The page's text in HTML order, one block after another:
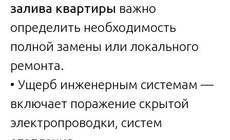
залива квартиры важно
определить необходимость
полной замены или локального
ремонта.
• Ущерб инженерным системам —
включает поражение скрытой
электропроводки, систем